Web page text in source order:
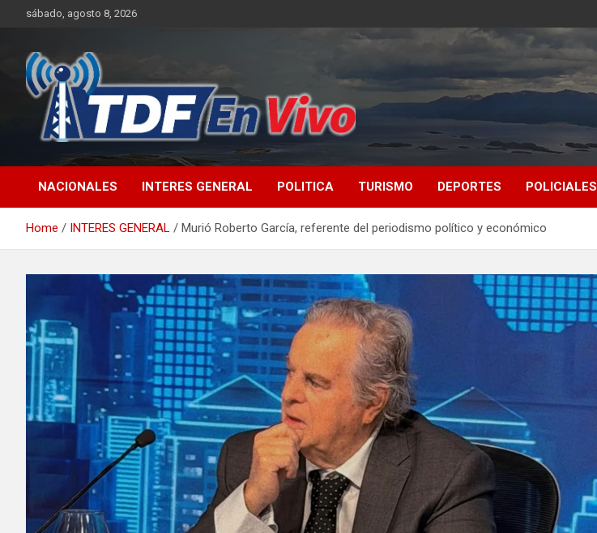
sábado, agosto 8, 2026
NACIONALES INTERES GENERAL POLITICA TURISMO DEPORTES POLICIALES
Home INTERES GENERAL Murió Roberto García, referente del periodismo político y económico